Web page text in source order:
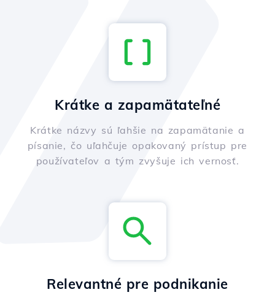
Krátke a zapamätateľné
Krátke názvy sú ľahšie na zapamätanie a
písanie, čo uľahčuje opakovaný prístup pre
používateľov a tým zvyšuje ich vernosť.
Relevantné pre podnikanie